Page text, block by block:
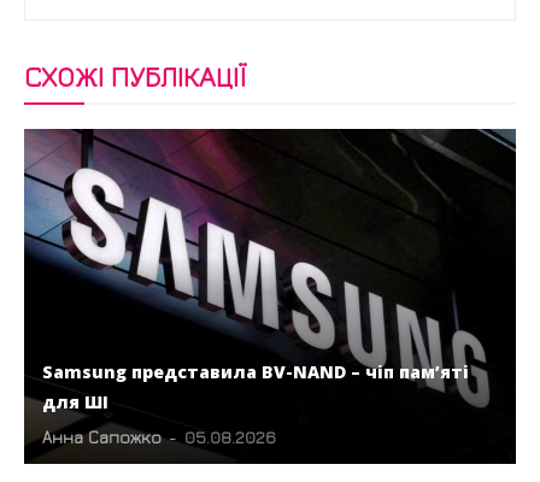
СХОЖІ ПУБЛІКАЦІЇ
Samsung представила BV-NAND – чіп пам’яті
для ШІ
Анна Сапожко - 05.08.2026